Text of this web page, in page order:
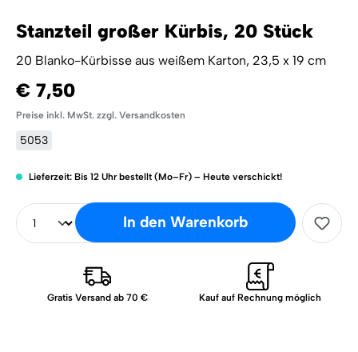
Stanzteil großer Kürbis, 20 Stück
20 Blanko-Kürbisse aus weißem Karton, 23,5 x 19 cm
€ 7,50
Preise inkl. MwSt. zzgl. Versandkosten
5053
Lieferzeit: Bis 12 Uhr bestellt (Mo–Fr) – Heute verschickt!
In den Warenkorb
Gratis Versand ab 70 € Kauf auf Rechnung möglich